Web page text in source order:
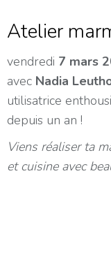
Atelier
vendredi 7 mars
avec Nadia
utilisatrice
depuis un an !
Viens réaliser ta
et cuisine avec